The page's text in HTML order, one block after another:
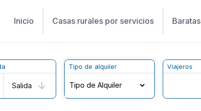
Inicio Casas rurales por servicios Baratas
Salida
Tipo de alquiler Viajeros